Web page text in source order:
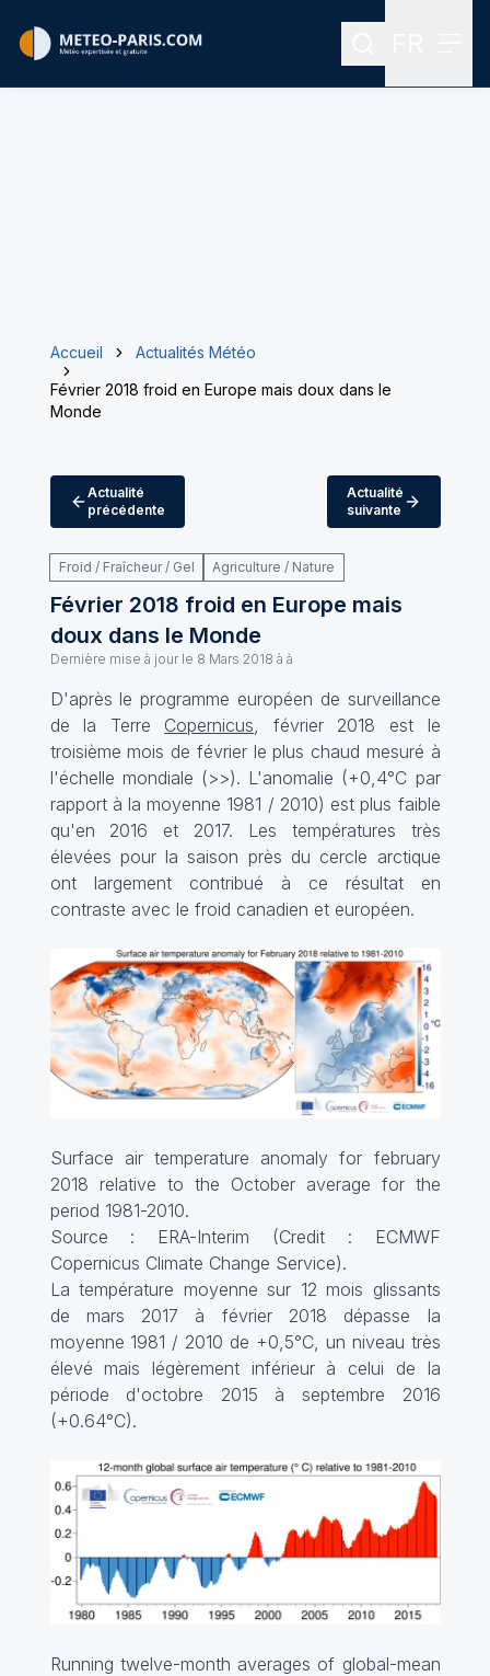
Rechercher
Accueil
Actualités Météo
Février 2018 froid en Europe mais doux dans le
Monde
Actualité
précédente
Actualité
suivante
Froid / Fraîcheur / Gel Agriculture / Nature
Février 2018 froid en Europe mais
doux dans le Monde
Dernière mise à jour le 8 Mars 2018 à à
D'après le programme européen de surveillance
de la Terre Copernicus, février 2018 est le
troisième mois de février le plus chaud mesuré à
l'échelle mondiale (>>). L'anomalie (+0,4°C par
rapport à la moyenne 1981 / 2010) est plus faible
qu'en 2016 et 2017. Les températures très
élevées pour la saison près du cercle arctique
ont largement contribué à ce résultat en
contraste avec le froid canadien et européen.
Surface air temperature anomaly for february
2018 relative to the October average for the
period 1981-2010.
Source : ERA-Interim (Credit : ECMWF
Copernicus Climate Change Service).
La température moyenne sur 12 mois glissants
de mars 2017 à février 2018 dépasse la
moyenne 1981 / 2010 de +0,5°C, un niveau très
élevé mais légèrement inférieur à celui de la
période d'octobre 2015 à septembre 2016
(+0.64°C).
Running twelve-month averages of global-mean